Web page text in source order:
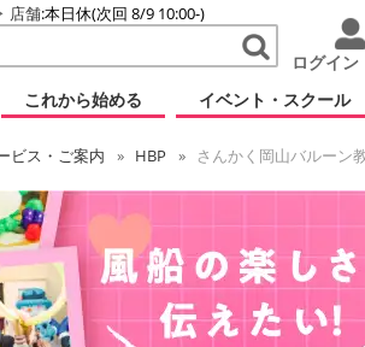
店舗:本日休(次回 8/9 10:00-)
ログイン
これから始める イベント・スクール
ビス・ご案内 HBP さんかく岡山バルーン